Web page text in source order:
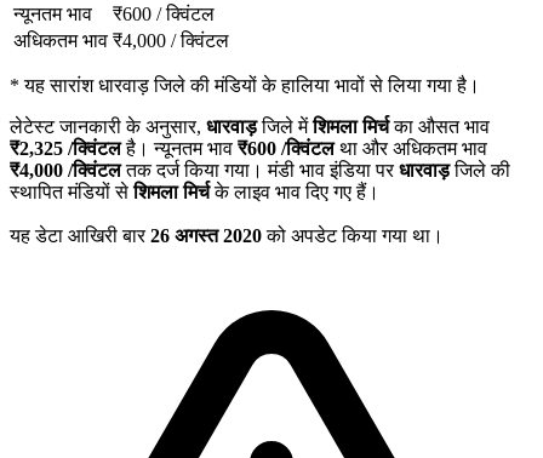
न्यूनतम भाव
₹600 /क्विंटल
अधिकतम भाव ₹4,000 /क्विंटल
*यह सारांश धारवाड़ जिले की मंडियों के हालिया भावों से लिया गया है।
लेटेस्ट जानकारी के अनुसार, धारवाड़जिले मेंशिमला मिर्चका औसत भाव
₹2,325 /क्विंटलहै। न्यूनतम भाव ₹600 /क्विंटलथा और अधिकतम भाव
₹4,000 /क्विंटलतक दर्ज किया गया। मंडी भाव इंडिया परधारवाड़जिले की
स्थापित मंडियों सेशिमला मिर्चके लाइव भाव दिए गए हैं।
यह डेटा आखिरी बार26 अगस्त 2020को अपडेट किया गया था।